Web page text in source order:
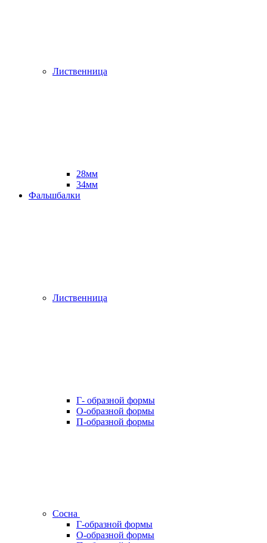
Лиственница
28мм
34мм
Фальшбалки
Лиственница
Г- образной формы
О-образной формы
П-образной формы
Сосна
Г-образной формы
О-образной формы